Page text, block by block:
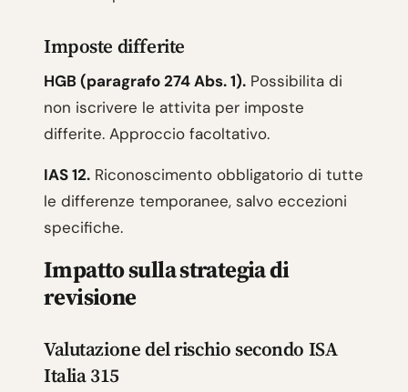
Imposte differite
HGB (paragrafo 274 Abs. 1). Possibilita di
non iscrivere le attivita per imposte
differite. Approccio facoltativo.
IAS 12. Riconoscimento obbligatorio di tutte
le differenze temporanee, salvo eccezioni
specifiche.
Impatto sulla strategia di
revisione
Valutazione del rischio secondo ISA
Italia 315